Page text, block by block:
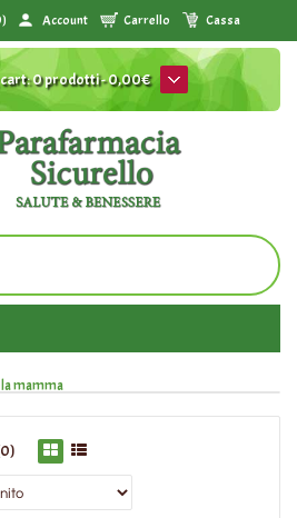
Account Carrello Cassa
0 prodotti - 0,00€
mamma